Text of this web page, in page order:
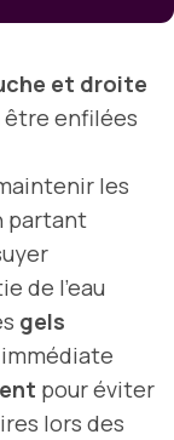
et droite
être enfilées
les
partant
de l’eau
gels
pour éviter
lors des